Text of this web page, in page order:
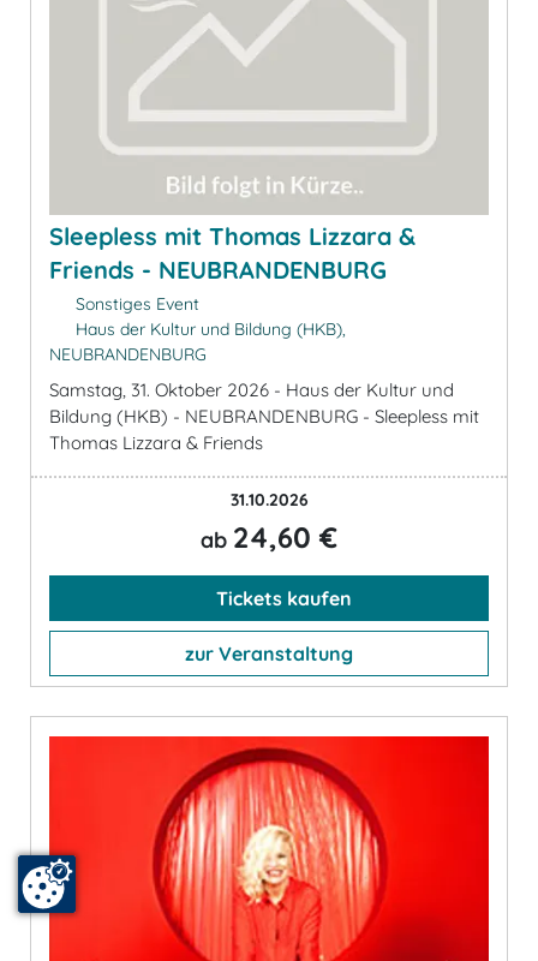
Sleepless mit Thomas Lizzara &
Friends - NEUBRANDENBURG
Sonstiges Event
Haus der Kultur und Bildung (HKB),
NEUBRANDENBURG
Samstag, 31. Oktober 2026 - Haus der Kultur und
Bildung (HKB) - NEUBRANDENBURG - Sleepless mit
Thomas Lizzara & Friends
31.10.2026
ab 24,60 €
Tickets kaufen
zur Veranstaltung